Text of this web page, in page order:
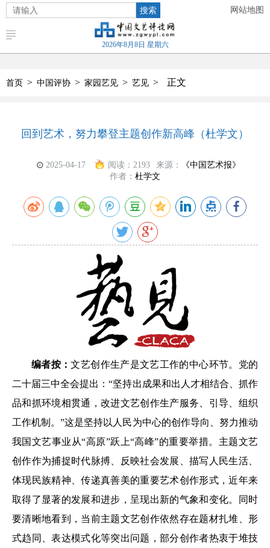
搜索 网站地图
2026年8月8日 星期六
首页 > 中国评协 > 家园艺见 > 艺见 > 正文
回到艺术，努力攀登主题创作新高峰（杜学文）
2025-04-17 阅读： 2193 来源：
《中国艺术报》
作者： 杜学文
编者按：文艺创作生产是文艺工作的中心环节。党的
二十届三中全会提出：“坚持出成果和出人才相结合、抓作
品和抓环境相贯通，改进文艺创作生产服务、引导、组织
工作机制。”这是坚持以人民为中心的创作导向、努力推动
我国文艺事业从“高原”跃上“高峰”的重要举措。主题文艺
创作作为捕捉时代脉搏、反映社会发展、描写人民生活、
体现民族精神、传递真善美的重要艺术创作形式，近年来
取得了显著的发展和进步，呈现出新的气象和变化。同时
要清晰地看到，当前主题文艺创作依然存在题材扎堆、形
式趋同、表达模式化等突出问题，部分创作者热衷于堆技